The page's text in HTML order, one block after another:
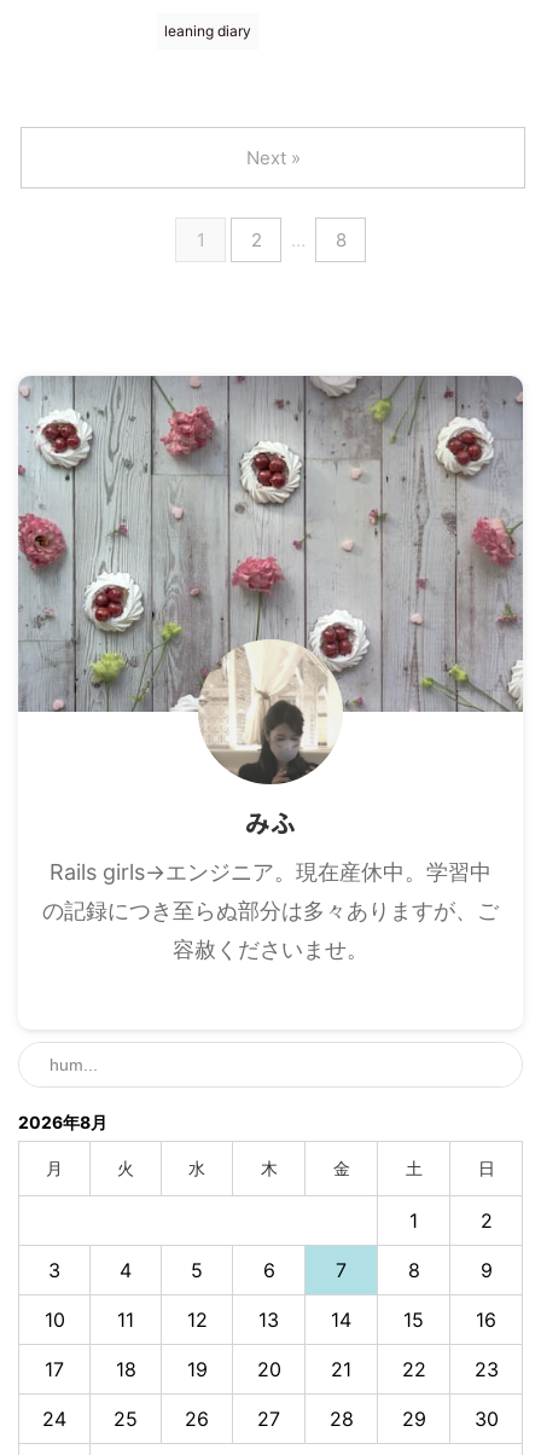
leaning diary
1 2 … 8
Next »
みふ
Rails girls→エンジニア。現在産休中。学習中
の記録につき至らぬ部分は多々ありますが、ご
容赦くださいませ。
2026年8月
月 火 水 木 金 土 日
1 2
3 4 5 6 7 8 9
10 11 12 13 14 15 16
17 18 19 20 21 22 23
24 25 26 27 28 29 30